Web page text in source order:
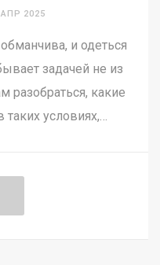
АПР 2025
и одеться
задачей не из
разобраться, какие
условиях,